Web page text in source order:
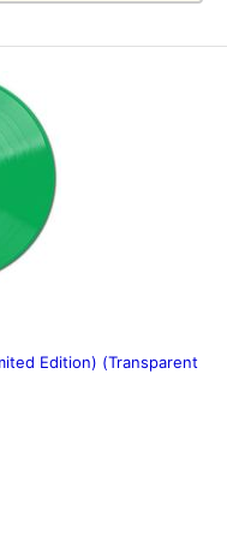
Edition) (Transparent